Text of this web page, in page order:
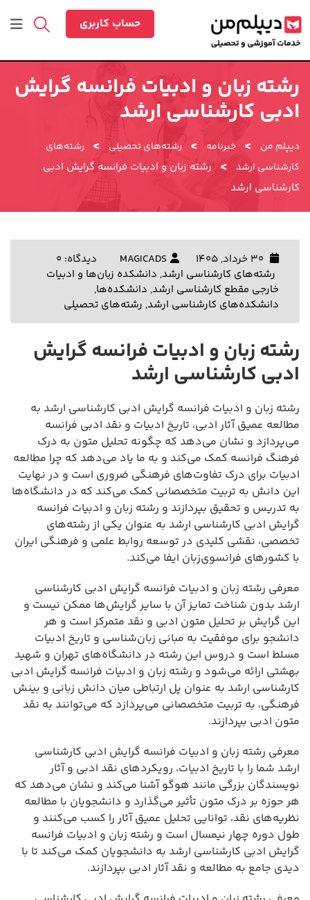
به
محتوا
حساب کاربری
رشته زبان و ادبیات فرانسه گرایش
ادبی کارشناسی ارشد
دیپلم من > خبرنامه > رشته‌های تحصیلی >
رشته‌های
کارشناسی ارشد >
رشته زبان و ادبیات فرانسه گرایش ادبی
کارشناسی ارشد
MAGICADS
دیدگاه: 0
رشته‌های کارشناسی ارشد, دانشکده زبان‌ها و ادبیات
خارجی مقطع کارشناسی ارشد, دانشکده‌ها,
دانشکده‌های کارشناسی ارشد, رشته‌های تحصیلی
رشته زبان و ادبیات فرانسه گرایش
ادبی کارشناسی ارشد
رشته زبان و ادبیات فرانسه گرایش ادبی کارشناسی ارشد به
مطالعه عمیق آثار ادبی، تاریخ ادبیات و نقد ادبی فرانسه
می‌پردازد و نشان می‌دهد که چگونه تحلیل متون به درک
فرهنگ فرانسه کمک می‌کند و به ما یاد می‌دهد که چرا مطالعه
ادبیات برای درک تفاوت‌های فرهنگی ضروری است و در نهایت
این دانش به تربیت متخصصانی کمک می‌کند که در دانشگاه‌ها
به تدریس و تحقیق بپردازند و رشته زبان و ادبیات فرانسه
گرایش ادبی کارشناسی ارشد به عنوان یکی از رشته‌های
تخصصی، نقشی کلیدی در توسعه روابط علمی و فرهنگی ایران
با کشورهای فرانسوی‌زبان ایفا می‌کند.
معرفی رشته زبان و ادبیات فرانسه گرایش ادبی کارشناسی
ارشد بدون شناخت تمایز آن با سایر گرایش‌ها ممکن نیست و
این گرایش بر تحلیل متون ادبی و نقد متمرکز است و هر
دانشجو برای موفقیت به مبانی زبان‌شناسی و تاریخ ادبیات
مسلط است و دروس این رشته در دانشگاه‌های تهران و شهید
بهشتی ارائه می‌شود و رشته زبان و ادبیات فرانسه گرایش ادبی
کارشناسی ارشد به عنوان پل ارتباطی میان دانش زبانی و بینش
فرهنگی، به تربیت متخصصانی می‌پردازد که می‌توانند به نقد
متون ادبی بپردازند.
معرفی رشته زبان و ادبیات فرانسه گرایش ادبی کارشناسی
ارشد شما را با تاریخ ادبیات، رویکردهای نقد ادبی و آثار
نویسندگان بزرگی مانند هوگو آشنا می‌کند و نشان می‌دهد که
هر حوزه بر درک متون تأثیر می‌گذارد و دانشجویان با مطالعه
نظریه‌های نقد، توانایی تحلیل عمیق آثار را کسب می‌کنند و
طول دوره چهار نیمسال است و رشته زبان و ادبیات فرانسه
گرایش ادبی کارشناسی ارشد به دانشجویان کمک می‌کند تا با
دیدی جامع به مطالعه و نقد آثار ادبی بپردازند.